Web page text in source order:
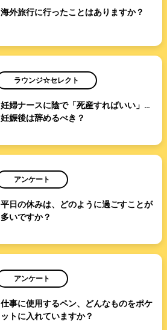
海外旅行に行ったことはありますか？
ラウンジ☆セレクト
妊婦ナースに陰で「死産すればいい」…
妊娠後は辞めるべき？
アンケート
平日の休みは、どのように過ごすことが
多いですか？
アンケート
仕事に使用するペン、どんなものをポケ
ットに入れていますか？